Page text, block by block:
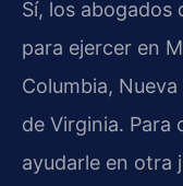
Sí, los abogados
para ejercer en
Columbia,
de Virginia. Para
ayudarle en otra